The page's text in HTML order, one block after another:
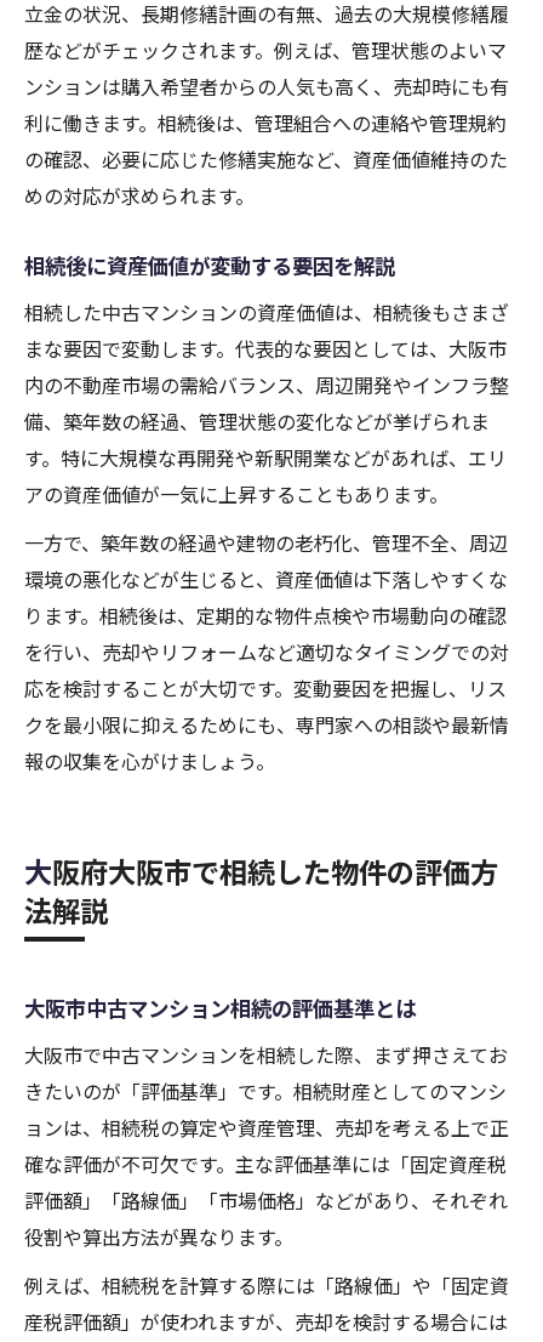
立金の状況、長期修繕計画の有無、過去の大規模修繕履
歴などがチェックされます。例えば、管理状態のよいマ
ンションは購入希望者からの人気も高く、売却時にも有
利に働きます。相続後は、管理組合への連絡や管理規約
の確認、必要に応じた修繕実施など、資産価値維持のた
めの対応が求められます。
相続後に資産価値が変動する要因を解説
相続した中古マンションの資産価値は、相続後もさまざ
まな要因で変動します。代表的な要因としては、大阪市
内の不動産市場の需給バランス、周辺開発やインフラ整
備、築年数の経過、管理状態の変化などが挙げられま
す。特に大規模な再開発や新駅開業などがあれば、エリ
アの資産価値が一気に上昇することもあります。
一方で、築年数の経過や建物の老朽化、管理不全、周辺
環境の悪化などが生じると、資産価値は下落しやすくな
ります。相続後は、定期的な物件点検や市場動向の確認
を行い、売却やリフォームなど適切なタイミングでの対
応を検討することが大切です。変動要因を把握し、リス
クを最小限に抑えるためにも、専門家への相談や最新情
報の収集を心がけましょう。
大阪府大阪市で相続した物件の評価方
法解説
大阪市中古マンション相続の評価基準とは
大阪市で中古マンションを相続した際、まず押さえてお
きたいのが「評価基準」です。相続財産としてのマンシ
ョンは、相続税の算定や資産管理、売却を考える上で正
確な評価が不可欠です。主な評価基準には「固定資産税
評価額」「路線価」「市場価格」などがあり、それぞれ
役割や算出方法が異なります。
例えば、相続税を計算する際には「路線価」や「固定資
産税評価額」が使われますが、売却を検討する場合には